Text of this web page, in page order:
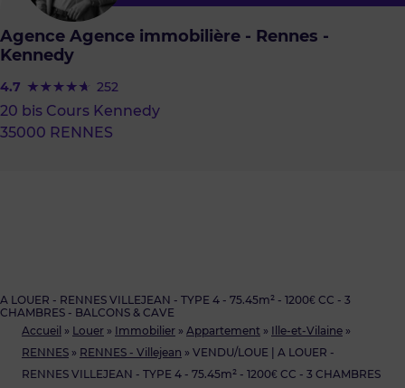
Accueil » Louer » Immobilier » Appartement » Ille-et-Vilaine »
RENNES » RENNES - Villejean » VENDU/LOUE | A LOUER -
RENNES VILLEJEAN - TYPE 4 - 75.45m² - 1200€ CC - 3 CHAMBRES
A LOUER - RENNES VILLEJEAN - TYPE 4 - 75.45m² - 1200€ CC - 3
CHAMBRES - BALCONS & CAVE
Agence Agence immobilière - Rennes -
Kennedy
4.7 252
20 bis Cours Kennedy
35000 RENNES